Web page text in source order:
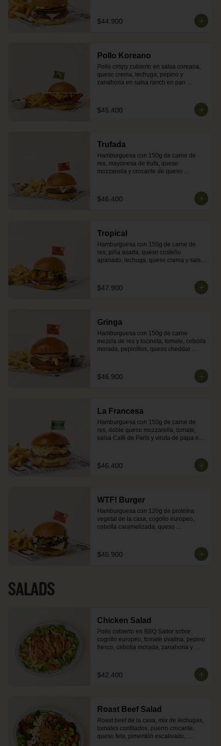
acompañamiento de papas o ensalada.
Nota: por su mezcla con cerdo, la carne
$44.900
Pollo Koreano
Pollo crispy cubierto en salsa coreana,
queso crema, lechuga, pepino y
zanahoria en salsa ranch en pan
$45.400
Trufada
Hamburguesa con 150g de carne de
res, mayonesa de trufa, queso
mozzarella y crocante de queso
de papas o ensalada.
$46.400
Tropical
Hamburguesa con 150g de carne de
res, piña asada, queso costeño
apanado, lechuga, queso crema y salsa
de papas o ensalada.
$47.900
Gringa
Hamburguesa con 150g de carne
mezcla de res y tocineta, tomate, cebolla
morada, pepinillos, queso cheddar
acompañamiento de papas o ensalada.
Nota: por su mezcla con cerdo, la carne
$46.900
La Francesa
Hamburguesa con 150g de carne de
res, doble queso mozzarella, tomate,
salsa Café de París y viruta de papa en
ensalada.
$46.400
WTF! Burger
Hamburguesa con 120g de proteína
vegetal de la casa, cogollo europeo,
cebolla caramelizada, queso
en mantequilla. Incluye
acompañamiento de papas o ensalada.
$45.900
SALADS
Chicken Salad
Pollo cubierto en BBQ Sailor sobre
cogollo europeo, tomate ovalina, pepino
fresco, cebolla morada, zanahoria y
$42.400
Roast Beef Salad
Roast beef de la casa, mix de lechugas,
tomates confitados, puerro crocante,
queso feta, pimentón escalivado,